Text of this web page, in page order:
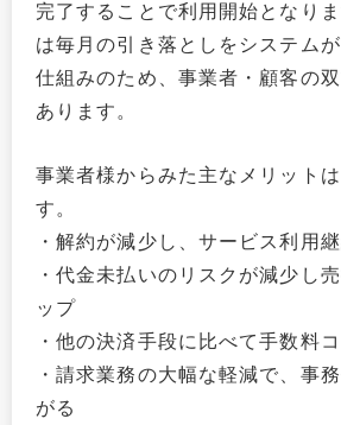
完了することで利用開始となり
は毎月の引き落としをシステム
仕組みのため、事業者・顧客の
あります。
事業者様からみた主なメリット
す。
・解約が減少し、サービス利用
・代金未払いのリスクが減少し
ップ
・他の決済手段に比べて手数料
・請求業務の大幅な軽減で、事
がる